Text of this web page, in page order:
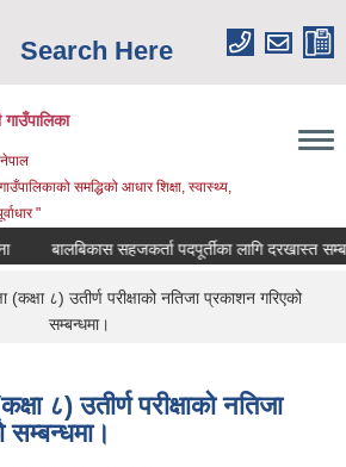
Search Here
समद्धिको आधार शिक्षा, स्‍वास्‍थ्‍य,
"
बालबिकास सहजकर्ता पदपूर्तीका लागि दरखास्त सम्बन्धमा।
(कक्षा ८) उतीर्ण परीक्षाको नतिजा प्रकाशन गरिएको
सम्बन्धमा।
८) उतीर्ण परीक्षाको नतिजा
सम्बन्धमा।